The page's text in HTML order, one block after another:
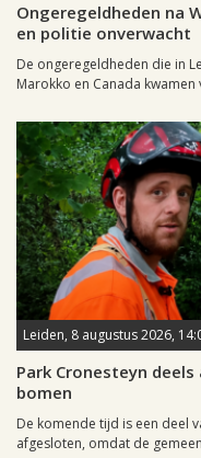
Ongeregeldheden na
en politie onverwacht
De ongeregeldheden die in
Marokko en Canada kwamen
Leiden, 8 augustus 2026,
Park Cronesteyn
bomen
De komende tijd is een deel
afgesloten, omdat de